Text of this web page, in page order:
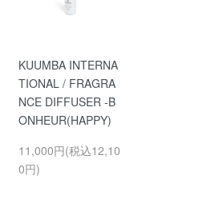
KUUMBA INTERNA
TIONAL / FRAGRA
NCE DIFFUSER -B
ONHEUR(HAPPY)
11,000円(税込12,10
0円)